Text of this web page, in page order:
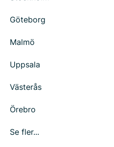
Göteborg
Malmö
Uppsala
Västerås
Örebro
Se fler...